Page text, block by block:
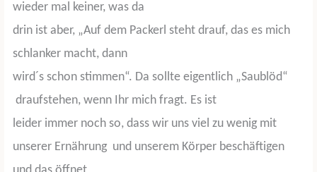
wieder mal keiner, was da
drin ist aber, „Auf dem Packerl steht drauf, das es mich
schlanker macht, dann
wird´s schon stimmen“. Da sollte eigentlich „Saublöd“
draufstehen, wenn Ihr mich fragt. Es ist
leider immer noch so, dass wir uns viel zu wenig mit
unserer Ernährung und unserem Körper beschäftigen